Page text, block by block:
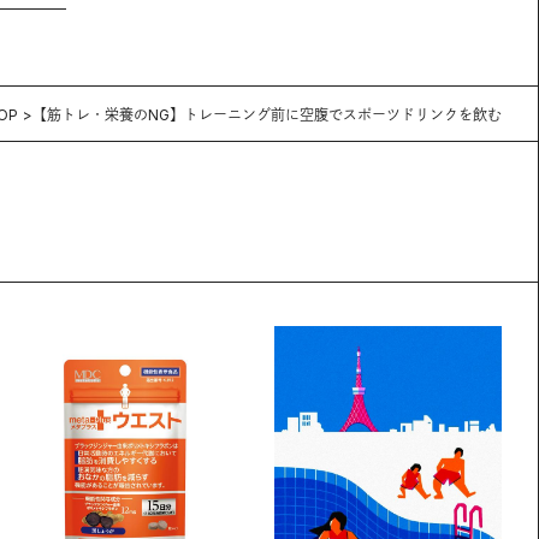
【筋トレ・栄養のNG】トレーニング前に空腹でスポーツドリンクを飲む